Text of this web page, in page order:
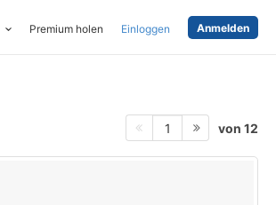
Premium holen Einloggen Anmelden
1 von 12